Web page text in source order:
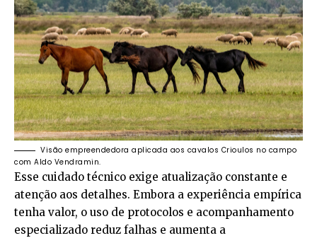
Visão empreendedora aplicada aos cavalos Crioulos no campo
com Aldo Vendramin.
Esse cuidado técnico exige atualização constante e
atenção aos detalhes. Embora a experiência empírica
tenha valor, o uso de protocolos e acompanhamento
especializado reduz falhas e aumenta a